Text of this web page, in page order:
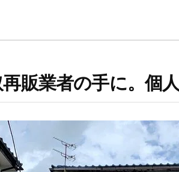
販業者の手に。個